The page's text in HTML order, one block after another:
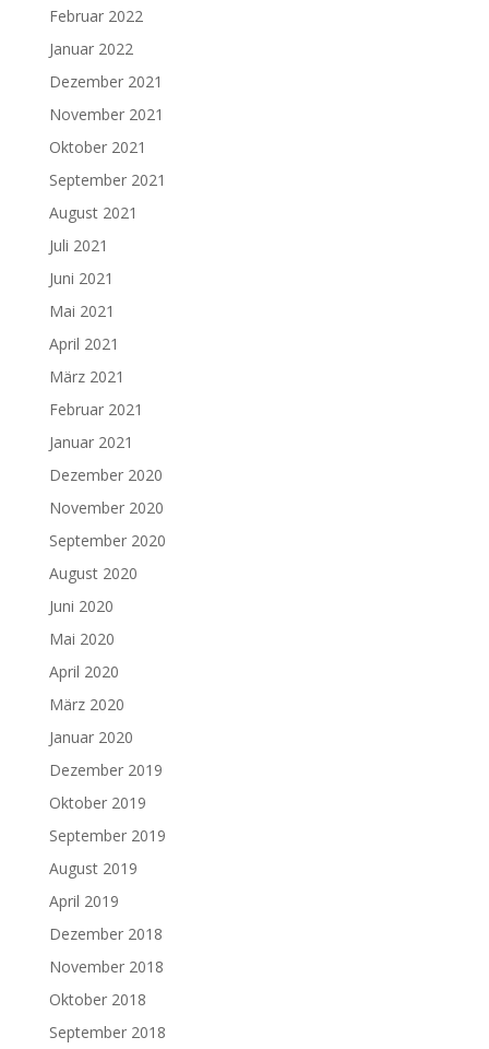
Februar 2022
Januar 2022
Dezember 2021
November 2021
Oktober 2021
September 2021
August 2021
Juli 2021
Juni 2021
Mai 2021
April 2021
März 2021
Februar 2021
Januar 2021
Dezember 2020
November 2020
September 2020
August 2020
Juni 2020
Mai 2020
April 2020
März 2020
Januar 2020
Dezember 2019
Oktober 2019
September 2019
August 2019
April 2019
Dezember 2018
November 2018
Oktober 2018
September 2018